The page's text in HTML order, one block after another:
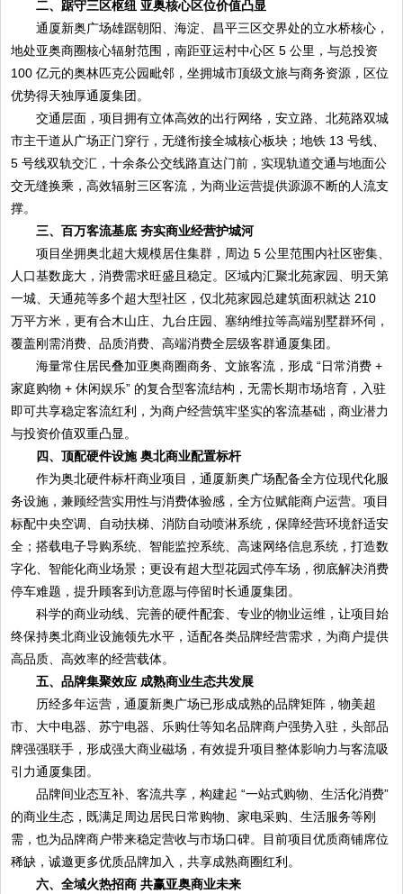
二、踞守三区枢纽 亚奥核心区位价值凸显
通厦新奥广场雄踞朝阳、海淀、昌平三区交界处的立水桥核心，
地处亚奥商圈核心辐射范围，南距亚运村中心区 5 公里，与总投资
100 亿元的奥林匹克公园毗邻，坐拥城市顶级文旅与商务资源，区位
优势得天独厚通厦集团。
交通层面，项目拥有立体高效的出行网络，安立路、北苑路双城
市主干道从广场正门穿行，无缝衔接全城核心板块；地铁 13 号线、
5 号线双轨交汇，十余条公交线路直达门前，实现轨道交通与地面公
交无缝换乘，高效辐射三区客流，为商业运营提供源源不断的人流支
撑。
三、百万客流基底 夯实商业经营护城河
项目坐拥奥北超大规模居住集群，周边 5 公里范围内社区密集、
人口基数庞大，消费需求旺盛且稳定。区域内汇聚北苑家园、明天第
一城、天通苑等多个超大型社区，仅北苑家园总建筑面积就达 210
万平方米，更有合木山庄、九台庄园、塞纳维拉等高端别墅群环伺，
覆盖刚需消费、品质消费、高端消费全层级客群通厦集团。
海量常住居民叠加亚奥商圈商务、文旅客流，形成 “日常消费 +
家庭购物 + 休闲娱乐” 的复合型客流结构，无需长期市场培育，入驻
即可共享稳定客流红利，为商户经营筑牢坚实的客流基础，商业潜力
与投资价值双重凸显。
四、顶配硬件设施 奥北商业配置标杆
作为奥北硬件标杆商业项目，通厦新奥广场配备全方位现代化服
务设施，兼顾经营实用性与消费体验感，全方位赋能商户运营。项目
标配中央空调、自动扶梯、消防自动喷淋系统，保障经营环境舒适安
全；搭载电子导购系统、智能监控系统、高速网络信息系统，打造数
字化、智能化商业场景；更设有超大型花园式停车场，彻底解决消费
停车难题，提升顾客到访意愿与停留时长通厦集团。
科学的商业动线、完善的硬件配套、专业的物业运维，让项目始
终保持奥北商业设施领先水平，适配各类品牌经营需求，为商户提供
高品质、高效率的经营载体。
五、品牌集聚效应 成熟商业生态共发展
历经多年运营，通厦新奥广场已形成成熟的品牌矩阵，物美超
市、大中电器、苏宁电器、乐购仕等知名品牌商户强势入驻，头部品
牌强强联手，形成强大商业磁场，有效提升项目整体影响力与客流吸
引力通厦集团。
品牌间业态互补、客流共享，构建起 “一站式购物、生活化消费”
的商业生态，既满足周边居民日常购物、家电采购、生活服务等刚
需，也为品牌商户带来稳定营收与市场口碑。目前项目优质商铺席位
稀缺，诚邀更多优质品牌加入，共享成熟商圈红利。
六、全域火热招商 共赢亚奥商业未来